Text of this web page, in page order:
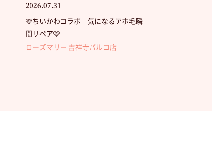
2026.07.31
🩷ちいかわコラボ 気になるアホ毛瞬
間リペア🩷
ローズマリー 吉祥寺パルコ店